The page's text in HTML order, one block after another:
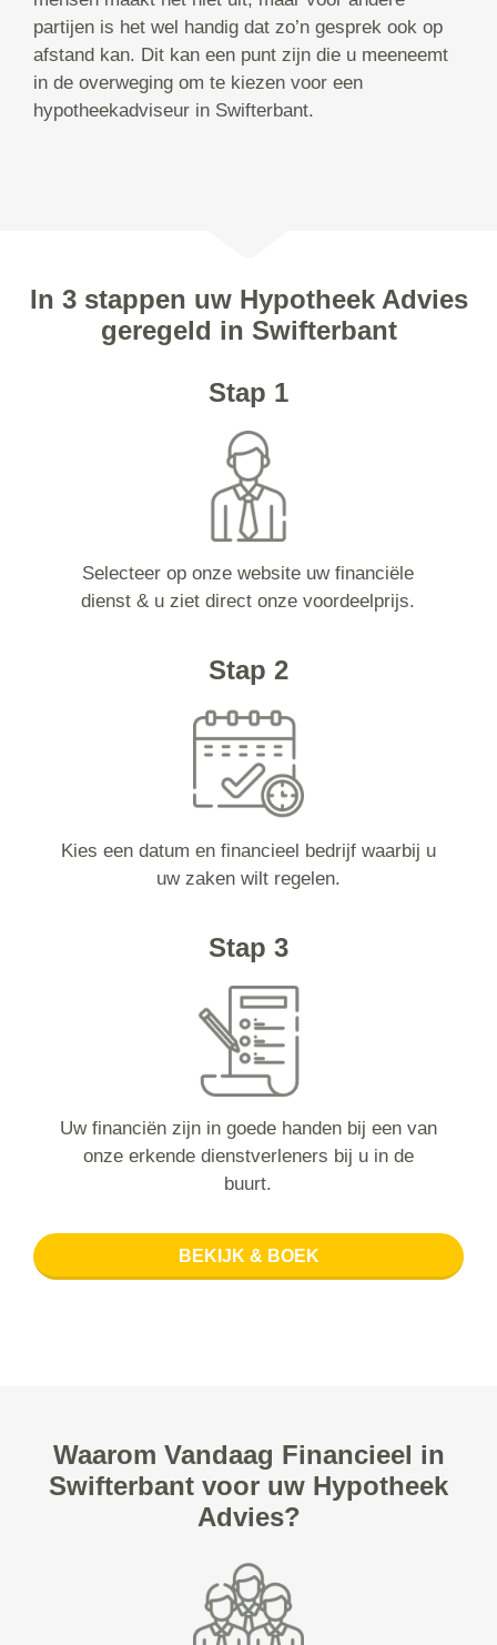
partijen is het wel handig dat zo’n gesprek ook op
afstand kan. Dit kan een punt zijn die u meeneemt
in de overweging om te kiezen voor een
hypotheekadviseur in Swifterbant.
In 3 stappen uw Hypotheek Advies
geregeld in Swifterbant
Stap 1
Selecteer op onze website uw financiële
dienst & u ziet direct onze voordeelprijs.
Stap 2
Kies een datum en financieel bedrijf waarbij u
uw zaken wilt regelen.
Stap 3
Uw financiën zijn in goede handen bij een van
onze erkende dienstverleners bij u in de
buurt.
BEKIJK & BOEK
Waarom Vandaag Financieel in
Swifterbant voor uw Hypotheek
Advies?